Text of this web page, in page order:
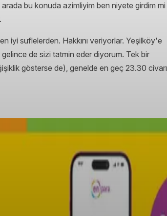
bu konuda azimliyim ben niyete girdim mi
iyi suflelerden. Hakkını veriyorlar. Yeşilköy'e
de sizi tatmin eder diyorum. Tek bir
gösterse de), genelde en geç 23.30 civarı